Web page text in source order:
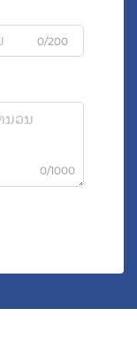
0/200
0/1000